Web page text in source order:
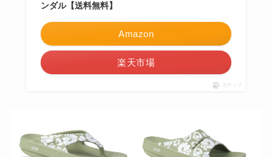
ンダル【送料無料】
Amazon
楽天市場
ポチップ